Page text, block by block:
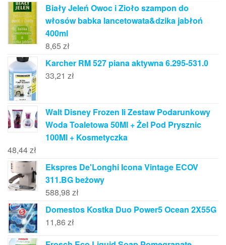
Biały Jeleń Owoc i Zioło szampon do
włosów babka lancetowata&dzika jabłoń
400ml
8,65 zł
Karcher RM 527 piana aktywna 6.295-531.0
33,21 zł
Walt Disney Frozen Ii Zestaw Podarunkowy
Woda Toaletowa 50Ml + Żel Pod Prysznic
100Ml + Kosmetyczka
48,44zł
Ekspres De'Longhi Icona Vintage ECOV
311.BG beżowy
588,98 zł
Domestos Kostka Duo Power5 Ocean 2X55G
11,86 zł